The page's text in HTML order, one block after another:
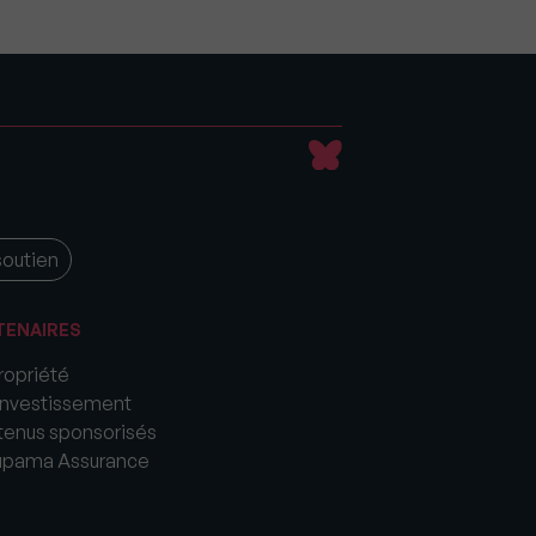
sponsorisés
Assurance